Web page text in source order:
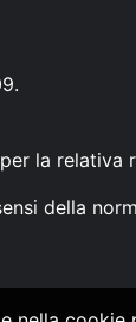
per la relativa
della